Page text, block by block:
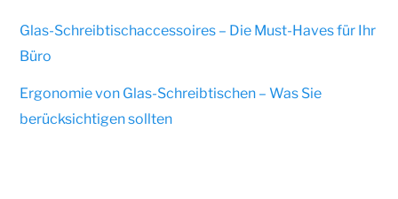
Glas-Schreibtischaccessoires – Die Must-Haves für Ihr
Büro
Ergonomie von Glas-Schreibtischen – Was Sie
berücksichtigen sollten